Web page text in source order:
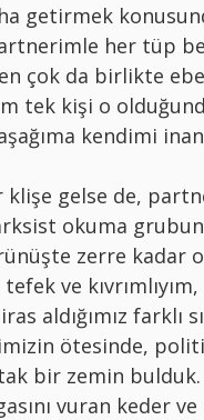
getirmek
her tüp
çok da birlikte
tek kişi o
kendimi
klişe gelse de,
okuma
zerre kadar
ve
aldığımız farklı
ötesinde,
bir zemin bulduk.
vuran keder